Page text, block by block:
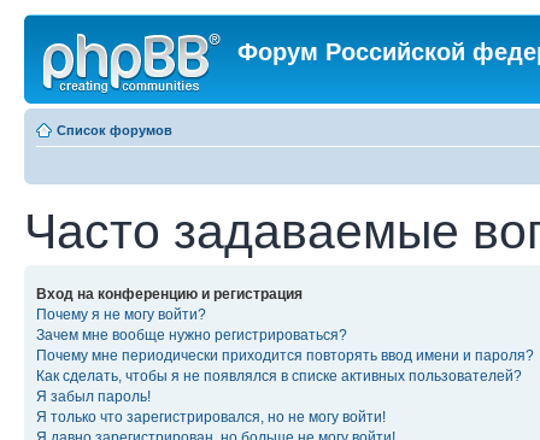
Форум Российской
Список форумов
Часто задаваемые
Вход на конференцию и регистрация
Почему я не могу войти?
Зачем мне вообще нужно регистрироваться?
Почему мне периодически приходится повторять ввод имени и пароля?
Как сделать, чтобы я не появлялся в списке активных пользователей?
Я забыл пароль!
Я только что зарегистрировался, но не могу войти!